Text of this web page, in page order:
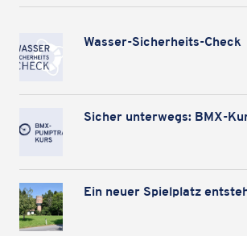
Wasser-Sicher­heits-Check
Sicher unter­wegs: BMX-
Ein neuer Spiel­platz